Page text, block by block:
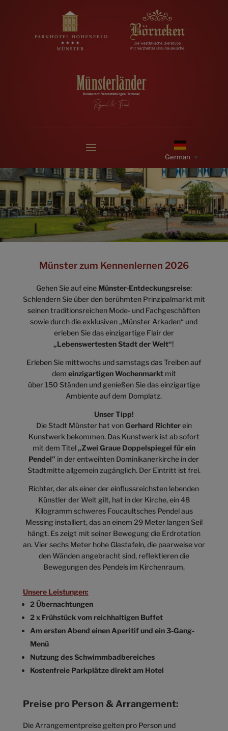
German ▼
Münster zum Kennenlernen 2026
Gehen Sie auf eine Münster-Entdeckungsreise:
Schlendern Sie über den berühmten Prinzipalmarkt mit
seinen traditionsreichen Mode- und Fachgeschäften
sowie durch die exklusiven „Münster Arkaden“ und
erleben Sie das einzigartige Flair der
„Lebenswertesten Stadt der Welt“!
Erleben Sie mittwochs und samstags das Treiben auf
dem einzigartigen Wochenmarktmit
über 150 Ständen und genießen Sie das einzigartige
Ambiente auf dem Domplatz.
Unser Tipp!
Die Stadt Münster hat vonGerhard Richterein
Kunstwerk bekommen. Das Kunstwerk ist ab sofort
mit dem Titel„Zwei Graue Doppelspiegel für ein
Pendel” in der entweihten Dominikanerkirche in der
Stadtmitte allgemein zugänglich. Der Eintritt ist frei.
Richter, der als einer der einflussreichsten lebenden
Künstler der Welt gilt, hat in der Kirche, ein 48
Kilogramm schweres Foucaultsches Pendel aus
Messing installiert, das an einem 29 Meter langen Seil
hängt. Es zeigt mit seiner Bewegung die Erdrotation
an. Vier sechs Meter hohe Glastafeln, die paarweise vor
den Wänden angebracht sind, reflektieren die
Bewegungen des Pendels im Kirchenraum.
Unsere Leistungen:
2 Übernachtungen
2 x Frühstück vom reichhaltigen Buffet
Am ersten Abend einen Aperitif und ein 3-Gang-
Menü
Nutzung des Schwimmbadbereiches
Kostenfreie Parkplätze direkt am Hotel
Preise pro Person & Arrangement:
Die Arrangementpreise gelten pro Person und